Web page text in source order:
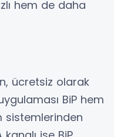
hem de daha
ücretsiz olarak
BiP hem
sistemlerinden